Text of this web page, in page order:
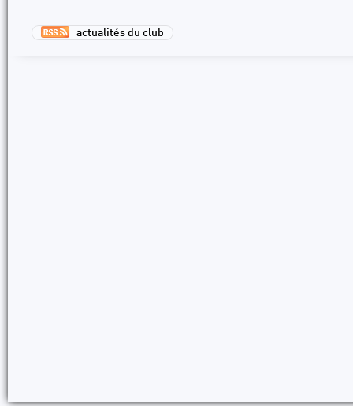
actualités du club